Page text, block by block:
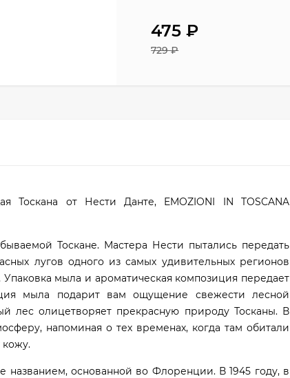
475₽
729₽
от Нести Данте, EMOZIONI IN TOSCANA
Тоскане. Мастера Нести пытались передать
лугов одного из самых удивительных регионов
мыла и ароматическая композиция передает
мыла подарит вам ощущение свежести лесной
лес олицетворяет прекрасную природу Тосканы. В
напоминая о тех временах, когда там обитали
кожу.
основанной во Флоренции. В 1945 году, в